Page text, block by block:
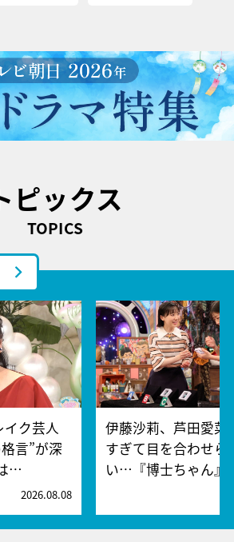
ピックス
TOPICS
イク芸人
言”が深
…
2026.08.08
伊藤沙莉、芦田愛菜
すぎて目を合わせら
い…『博士ちゃん